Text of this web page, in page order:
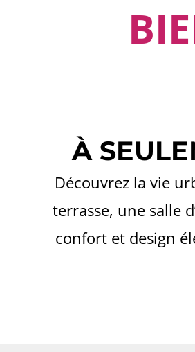
À
Découvrez la vie
terrasse, une salle
confort et design